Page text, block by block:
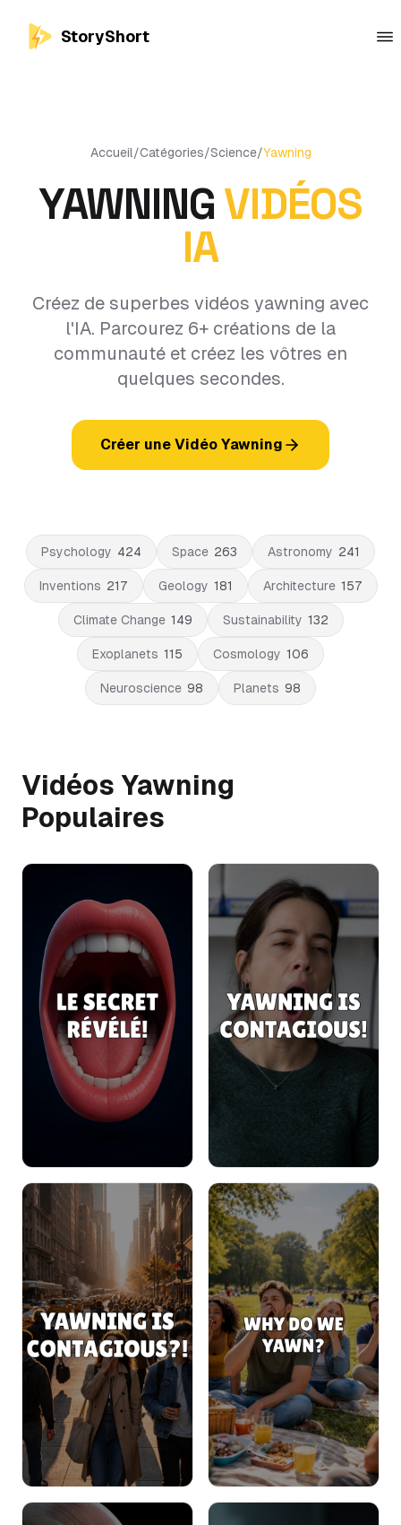
StoryShort
Accueil/Catégories/Science/Yawning
YAWNINGVIDÉOS
IA
Créez de superbes vidéos yawning avec
l'IA. Parcourez 6+ créations de la
communauté et créez les vôtres en
quelques secondes.
Créer une Vidéo Yawning
Psychology 424 Space 263 Astronomy 241
Inventions 217 Geology 181 Architecture 157
Climate Change 149 Sustainability 132
Exoplanets 115 Cosmology 106
Neuroscience 98 Planets 98
Vidéos Yawning
Populaires